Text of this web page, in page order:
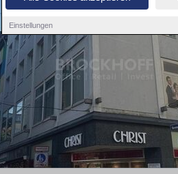
Einstellungen